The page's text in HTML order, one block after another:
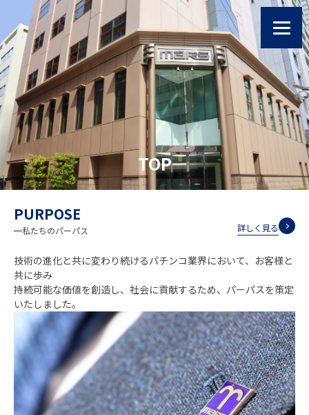
TOP
PURPOSE
私たちのパーパス 詳しく見る
技術の進化と共に変わり続けるパチンコ業界において、お客様と
共に歩み
持続可能な価値を創造し、社会に貢献するため、パーパスを策定
いたしました。